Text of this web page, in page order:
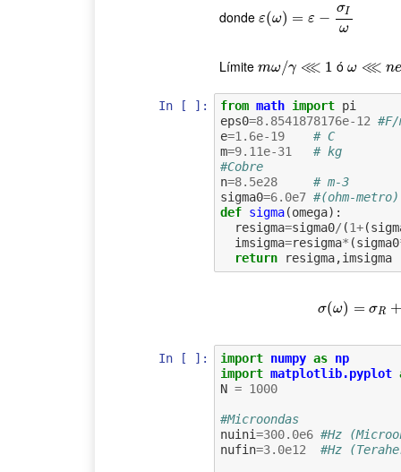
donde ε(ω) = ε −
σI
ω
ε(ω)= ε− σ ω
Límite mω/γ ⋘ 1
mω/γ⋘1 ó ω ⋘ n
ω⋘n e2/
In [ ]: from math import pi
eps0=8.8541878176e-12 #F/
e=1.6e-19
# C
m=9.11e-31
# kg
#Cobre
n=8.5e28
# m-3
sigma0=6.0e7 #(ohm-
def sigma(omega):
resigma=sigma0/ (1+(
imsigma=resigma* (sigma0
return
resigma,imsigma
σ(ω) = σR +
σ( ω)= σ
In [ ]: import numpy as np
import matplotlib.pyplot
N = 1000
#Microondas
nuini=300.0e6 #Hz
nufin=3.0e12 #Hz